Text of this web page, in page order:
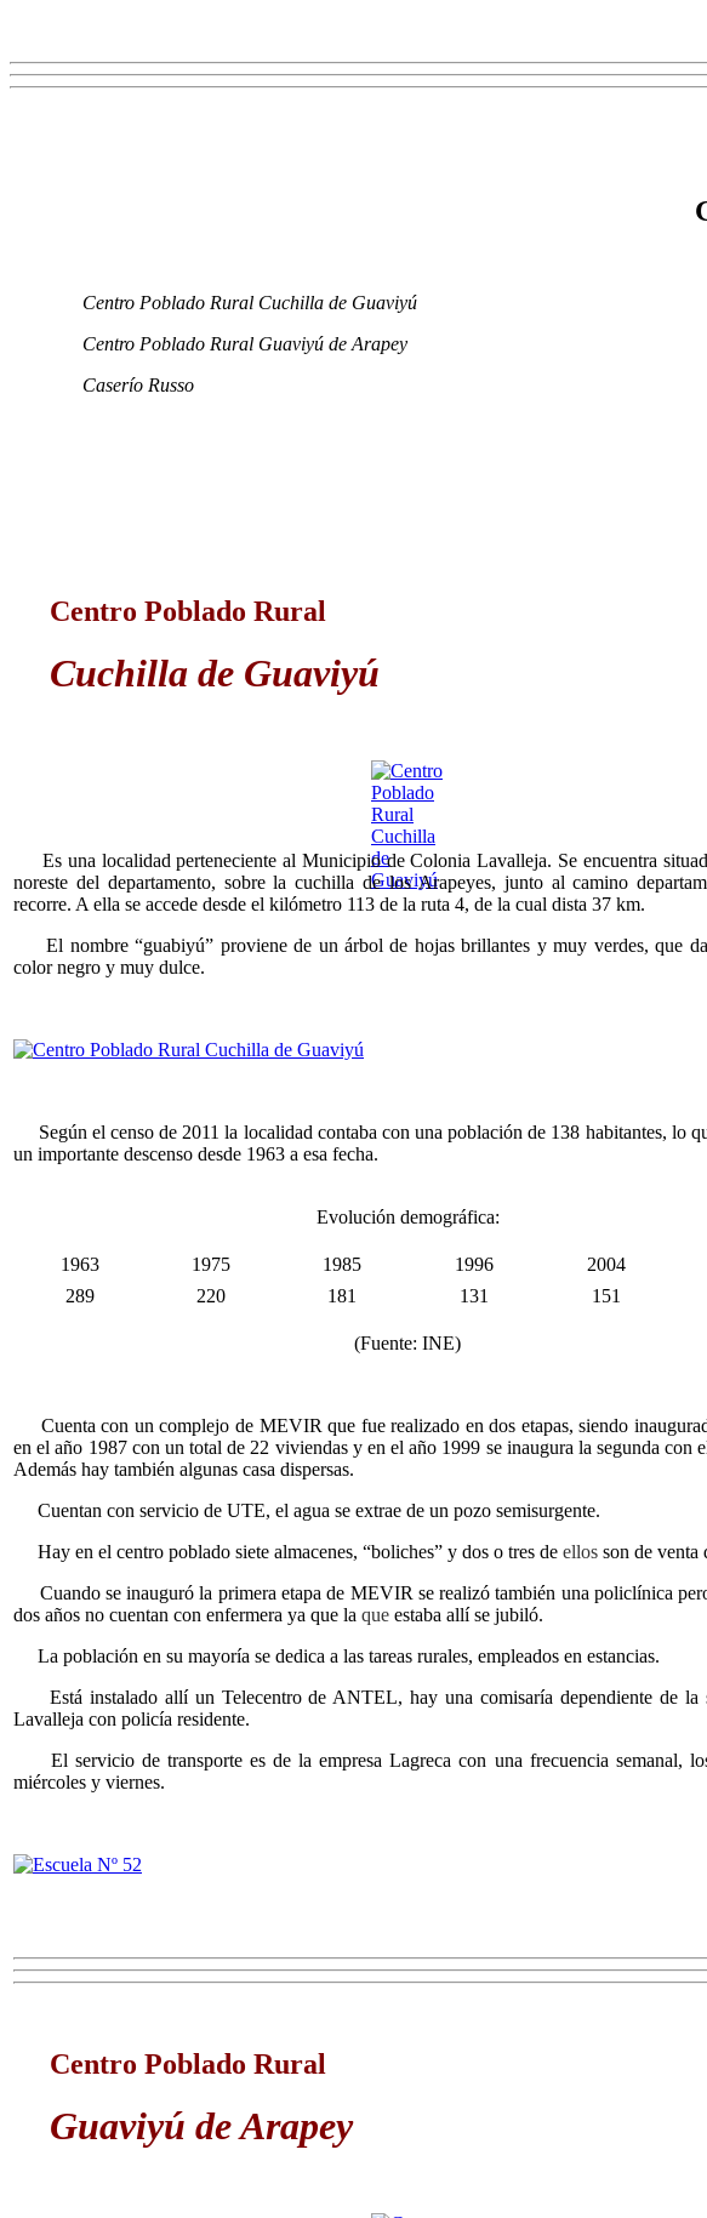
Centro Poblado Rural Cuchilla de Guaviyú
Centro Poblado Rural Guaviyú de Arapey
Caserío Russo
Centro Poblado Rural
Cuchilla de Guaviyú
Es una localidad perteneciente al Municipio de Colonia Lavalleja. Se encuentra
noreste del departamento, sobre la cuchilla de los Arapeyes, junto al camino
recorre. A ella se accede desde el kilómetro 113 de la ruta 4, de la cual dista 37 km.
El nombre “guabiyú” proviene de un árbol de hojas brillantes y muy verdes, que
color negro y muy dulce.
Según el censo de 2011 la localidad contaba con una población de 138 habitantes, lo
un importante descenso desde 1963 a esa fecha.
Evolución demográfica:
1963 1975 1985 1996 2004
289
220 181 131 151
(Fuente: INE)
Cuenta con un complejo de MEVIR que fue realizado en dos etapas, siendo
en el año 1987 con un total de 22 viviendas y en el año 1999 se inaugura la segunda con
Además hay también algunas casa dispersas.
Cuentan con servicio de UTE, el agua se extrae de un pozo semisurgente.
Hay en el centro poblado siete almacenes, “boliches” y dos o tres de ellos son de venta
Cuando se inauguró la primera etapa de MEVIR se realizó también una policlínica
dos años no cuentan con enfermera ya que la que estaba allí se jubiló.
La población en su mayoría se dedica a las tareas rurales, empleados en estancias.
Está instalado allí un Telecentro de ANTEL, hay una comisaría dependiente de la
Lavalleja con policía residente.
El servicio de transporte es de la empresa Lagreca con una frecuencia semanal,
miércoles y viernes.
Centro Poblado Rural
Guaviyú de Arapey